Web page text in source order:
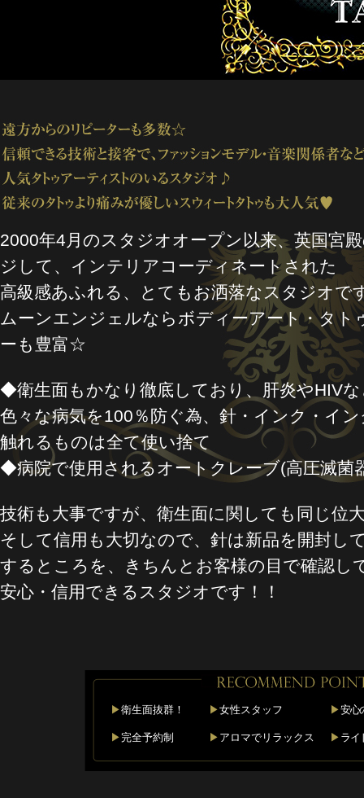
2000年4月のスタジオオープン以来、英国宮
ジして、インテリアコーディネートされた
高級感あふれる、とてもお洒落なスタジオで
ムーンエンジェルならボディーアート・タト
ーも豊富☆
◆衛生面もかなり徹底しており、肝炎やHIV
色々な病気を100％防ぐ為、針・インク・イ
触れるものは全て使い捨て
◆病院で使用されるオートクレーブ(高圧滅菌
技術も大事ですが、衛生面に関しても同じ位
そして信用も大切なので、針は新品を開封し
するところを、きちんとお客様の目で確認し
安心・信用できるスタジオです！！
▶︎衛生面抜群！ ▶︎女性スタッフ ▶︎安心
▶︎完全予約制 ▶︎ アロマでリラックス ▶︎ ライ